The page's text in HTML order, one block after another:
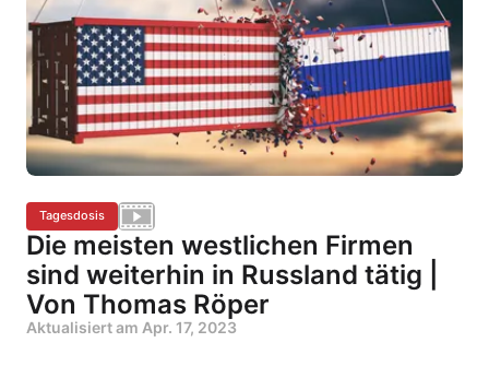
Tagesdosis
Die meisten westlichen Firmen
sind weiterhin in Russland tätig |
Von Thomas Röper
Aktualisiert am Apr. 17, 2023